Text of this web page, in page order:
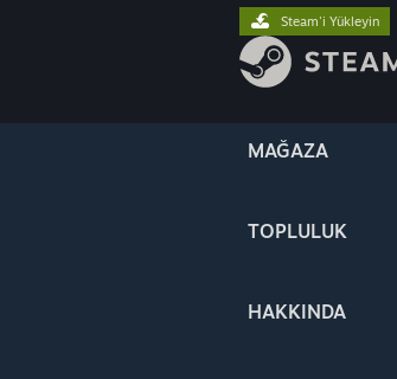
MAĞAZA
TOPLULUK
HAKKINDA
Steam'i Yükleyin